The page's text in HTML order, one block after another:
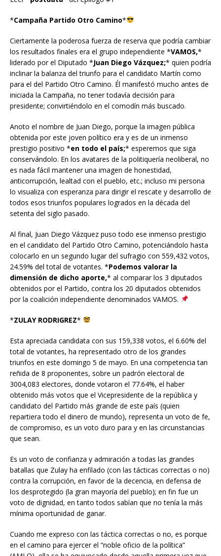
*Campaña Partido Otro Camino*
Ciertamente la poderosa fuerza de reserva que podría cambiar
los resultados finales era el grupo independiente *VAMOS,*
liderado por el Diputado *Juan Diego Vázquez;* quien podría
inclinar la balanza del triunfo para el candidato Martín como
para el del Partido Otro Camino. Él manifestó mucho antes de
iniciada la Campaña, no tener todavía decisión para
presidente; convirtiéndolo en el comodín más buscado.
Anoto el nombre de Juan Diego, porque la imagen pública
obtenida por este joven político era y es de un inmenso
prestigio positivo *en todo el país;* esperemos que siga
conservándolo. En los avatares de la politiquería neoliberal, no
es nada fácil mantener una imagen de honestidad,
anticorrupción, lealtad con el pueblo, etc.; incluso mi persona
lo visualiza con esperanza para dirigir el rescate y desarrollo de
todos esos triunfos populares logrados en la década del
setenta del siglo pasado.
Al final, Juan Diego Vázquez puso todo ese inmenso prestigio
en el candidato del Partido Otro Camino, potenciándolo hasta
colocarlo en un segundo lugar del sufragio con 559,432 votos,
24.59% del total de votantes. *Podemos valorar la
dimensión de dicho aporte,* al comparar los 3 diputados
obtenidos por el Partido, contra los 20 diputados obtenidos
por la coalición independiente denominados VAMOS.
*ZULAY RODRIGREZ*
Esta apreciada candidata con sus 159,338 votos, el 6.60% del
total de votantes, ha representado otro de los grandes
triunfos en este domingo 5 de mayo. En una competencia tan
reñida de 8 proponentes, sobre un padrón electoral de
3004,083 electores, donde votaron el 77.64%, el haber
obtenido más votos que el Vicepresidente de la república y
candidato del Partido más grande de este país (quien
repartiera todo el dinero de mundo), representa un voto de fe,
de compromiso, es un voto duro para y en las circunstancias
que sean.
Es un voto de confianza y admiración a todas las grandes
batallas que Zulay ha enfilado (con las tácticas correctas o no)
contra la corrupción, en favor de la decencia, en defensa de
los desprotegido (la gran mayoría del pueblo); en fin fue un
voto de dignidad, en tanto todos sabían que no tenía la más
mínima oportunidad de ganar.
Cuando me expreso con las táctica correctas o no, es porque
en el camino para ejercer el “noble oficio de la política”